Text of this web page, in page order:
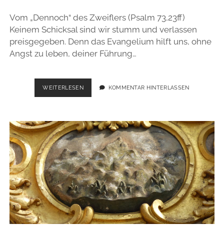
Vom „Dennoch“ des Zweiflers (Psalm 73,23ff)
Keinem Schicksal sind wir stumm und verlassen
preisgegeben. Denn das Evangelium hilft uns, ohne
Angst zu leben, deiner Führung…
WEITERLESEN„DU
HÄLTST
MEINER
RECHTEN
HAND.“
–
PSALM
73
KOMMENTAR HINTERLASSEN